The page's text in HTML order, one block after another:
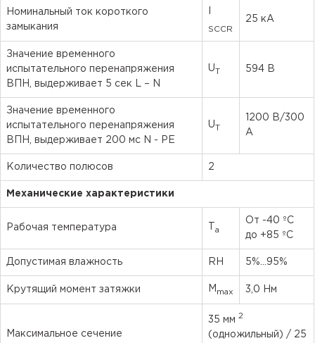
Номинальный ток короткого
замыкания
SCCR
25 кА
Значение временного
испытательного перенапряжения
ВПН, выдерживает 5 сек L – N
UT 594 В
Значение временного
испытательного перенапряжения
ВПН, выдерживает 200 мс N - PE
UT
1200 В/300
А
Количество полюсов 2
Механические характеристики
Рабочая температура a
От -40 ºC
до +85 ºC
Допустимая влажность RH 5%...95%
Крутящий момент затяжки M max 3,0 Нм
Максимальное сечение
35 мм 2
(одножильный) / 25